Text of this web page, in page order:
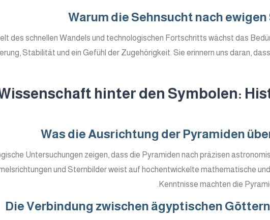
Warum die Sehnsucht nach
des schnellen Wandels und technologischen Fortschritts wächst das
Stabilität und ein Gefühl der Zugehörigkeit. Sie erinnern uns daran,
hinter den Symbolen:
Was die Ausrichtung der Pyramiden
Untersuchungen zeigen, dass die Pyramiden nach präzisen
und Sternbilder weist auf hochentwickelte mathematische
Kenntnisse machten die
Die Verbindung zwischen ägyptischen